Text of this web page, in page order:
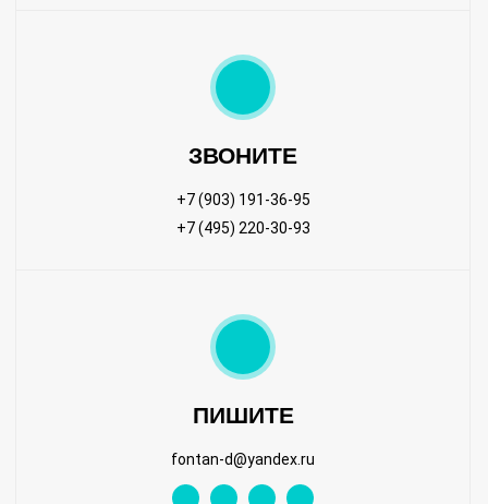
ЗВОНИТЕ
+7 (903) 191-36-95
+7 (495) 220-30-93
ПИШИТЕ
fontan-d@yandex.ru